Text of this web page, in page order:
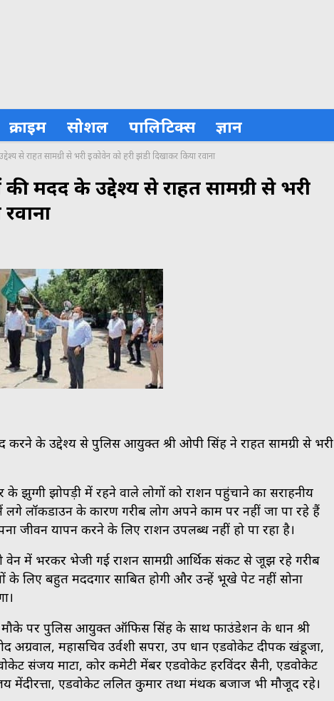
क्राइम सोशल पालिटिक्स ज्ञान
से राहत सामग्री से भरी इकोवेन को हरी झंडी दिखाकर किया रवाना
मदद के उद्देश्य से राहत सामग्री से भरी
करने के उद्देश्य से पुलिस आयुक्त श्री ओपी सिंह ने राहत सामग्री से भरी
झुग्गी झोपड़ी में रहने वाले लोगों को राशन पहुंचाने का सराहनीय
में लगे लॉकडाउन के कारण गरीब लोग अपने काम पर नहीं जा पा रहे हैं
यापन करने के लिए राशन उपलब्ध नहीं हो पा रहा है।
वेन में भरकर भेजी गई राशन सामग्री आर्थिक संकट से जूझ रहे गरीब
के लिए बहुत मददगार साबित होगी और उन्हें भूखे पेट नहीं सोना
पर पुलिस आयुक्त ऑफिस सिंह के साथ फाउंडेशन के प्रधान श्री
अग्रवाल, महासचिव उर्वशी सपरा, उप प्रधान एडवोकेट दीपक खंडूजा,
संजय माटा, कोर कमेटी मेंबर एडवोकेट हरविंदर सैनी, एडवोकेट
मेंदीरत्ता, एडवोकेट ललित कुमार तथा मंथक बजाज भी मौजूद रहे।